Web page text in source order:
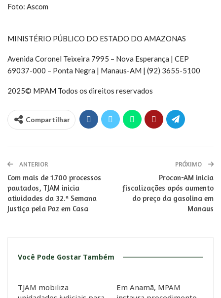
Foto: Ascom
MINISTÉRIO PÚBLICO DO ESTADO DO AMAZONAS
Avenida Coronel Teixeira 7995 – Nova Esperança | CEP
69037-000 – Ponta Negra | Manaus-AM | (92) 3655-5100
2025© MPAM Todos os direitos reservados
Compartilhar
ANTERIOR
Com mais de 1.700 processos
pautados, TJAM inicia
atividades da 32.ª Semana
Justiça pela Paz em Casa
PRÓXIMO
Procon-AM inicia
fiscalizações após aumento
do preço da gasolina em
Manaus
Você Pode Gostar Também
TJAM mobiliza
Em Anamã, MPAM